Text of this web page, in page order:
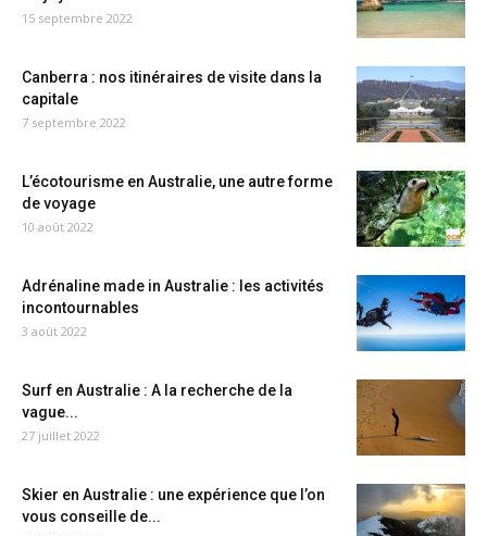
15 septembre 2022
Canberra : nos itinéraires de visite dans la
capitale
7 septembre 2022
L’écotourisme en Australie, une autre forme
de voyage
10 août 2022
Adrénaline made in Australie : les activités
incontournables
3 août 2022
Surf en Australie : A la recherche de la
vague...
27 juillet 2022
Skier en Australie : une expérience que l’on
vous conseille de...